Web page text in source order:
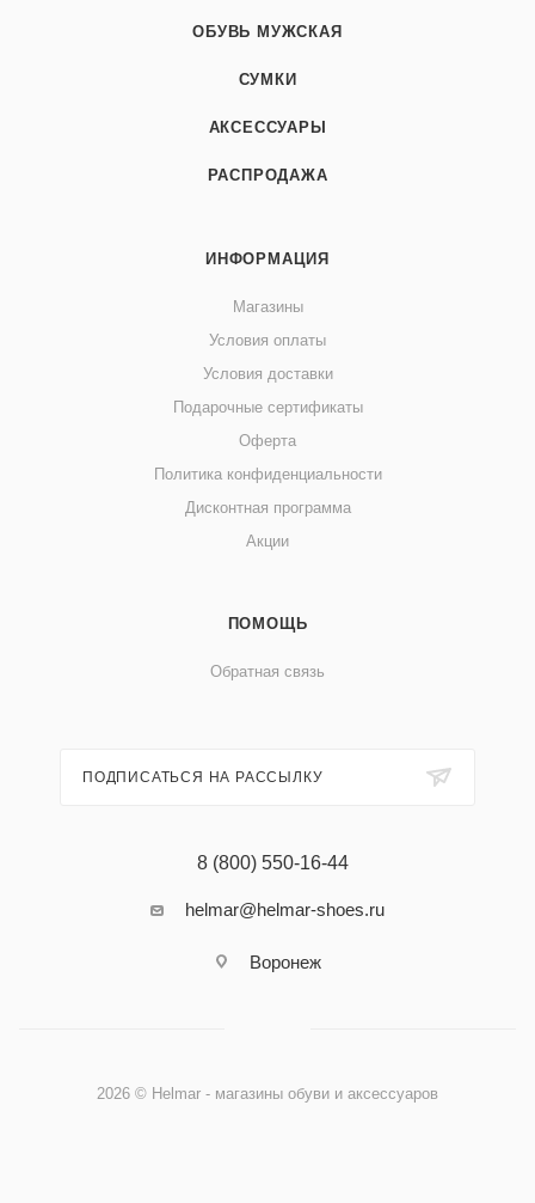
ОБУВЬ МУЖСКАЯ
СУМКИ
АКСЕССУАРЫ
РАСПРОДАЖА
ИНФОРМАЦИЯ
Магазины
Условия оплаты
Условия доставки
Подарочные сертификаты
Оферта
Политика конфиденциальности
Дисконтная программа
Акции
ПОМОЩЬ
Обратная связь
ПОДПИСАТЬСЯ НА РАССЫЛКУ
8 (800) 550-16-44
helmar@helmar-shoes.ru
Воронеж
2026 © Helmar - магазины обуви и аксессуаров